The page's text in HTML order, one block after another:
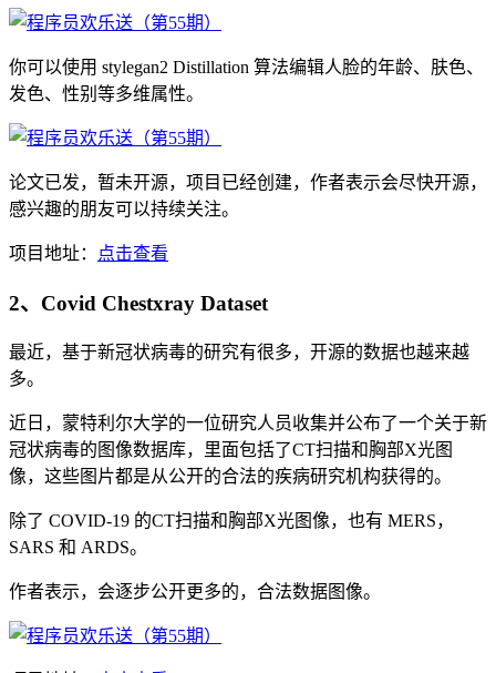
你可以使用 stylegan2 Distillation 算法编辑人脸的年龄、肤色、
发色、性别等多维属性。
论文已发，暂未开源，项目已经创建，作者表示会尽快开源，
感兴趣的朋友可以持续关注。
项目地址： 点击查看
2、Covid Chestxray Dataset
最近，基于新冠状病毒的研究有很多，开源的数据也越来越
多。
近日，蒙特利尔大学的一位研究人员收集并公布了一个关于新
冠状病毒的图像数据库，里面包括了CT扫描和胸部X光图
像，这些图片都是从公开的合法的疾病研究机构获得的。
除了 COVID-19 的CT扫描和胸部X光图像，也有 MERS，
SARS 和 ARDS。
作者表示，会逐步公开更多的，合法数据图像。